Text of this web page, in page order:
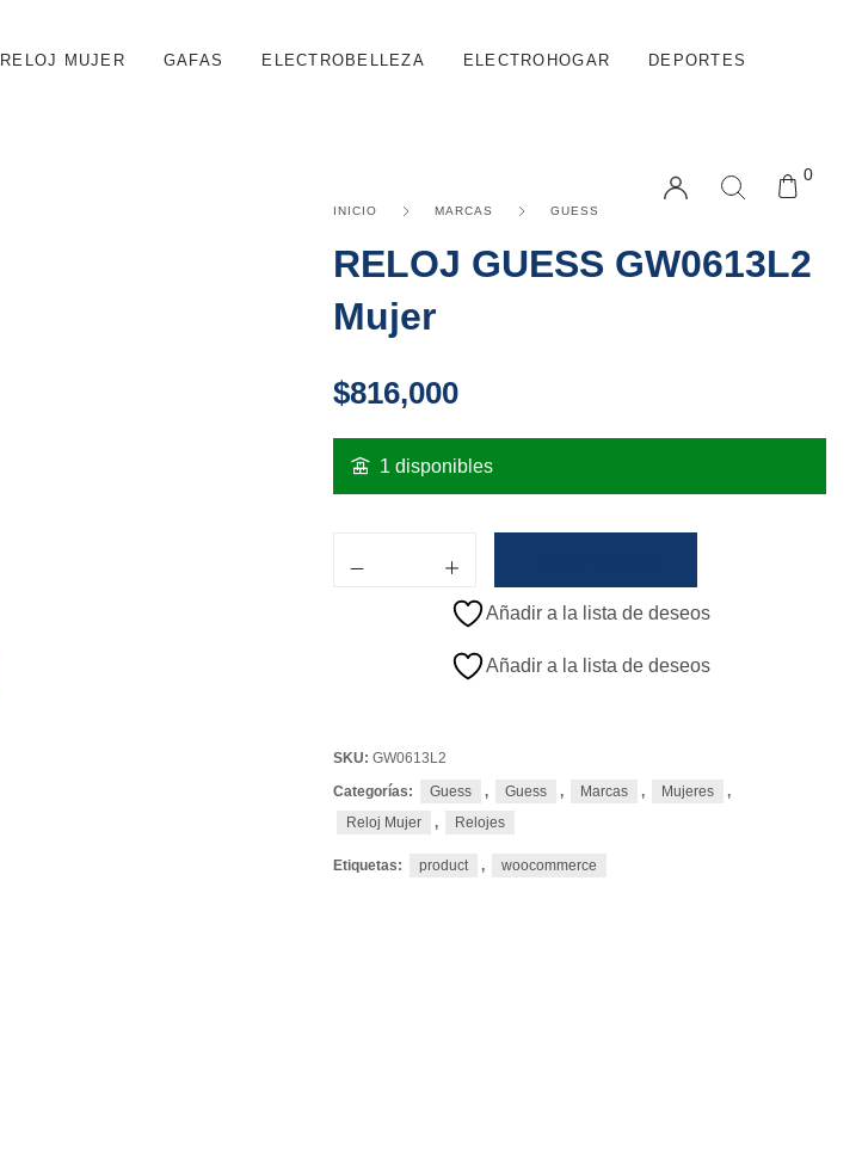
RELOJ MUJER GAFAS ELECTROBELLEZA ELECTROHOGAR DEPORTES
0
INICIO MARCAS GUESS
RELOJ GUESS GW0613L2
Mujer
$816,000
1 disponibles
Añadir a la lista de deseos
Añadir a la lista de deseos
SKU: GW0613L2
Categorías:
Guess , Guess , Marcas , Mujeres
,
Reloj Mujer
, Relojes
Etiquetas: product , woocommerce